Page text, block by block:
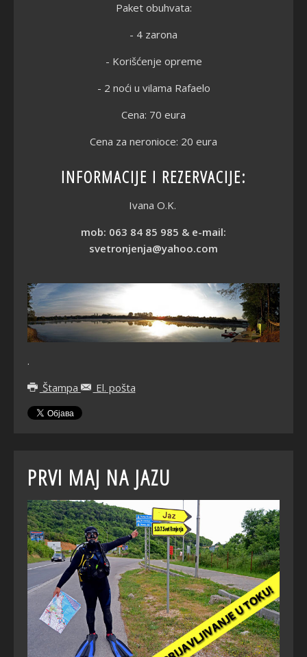
Paket obuhvata:
- 4 zarona
- Korišćenje opreme
- 2 noći u vilama Rafaelo
Cena: 70 eura
Cena za neronioce: 20 eura
INFORMACIJE I REZERVACIJE:
Ivana O.K.
mob: 063 84 85 985 & e-mail:
svetronjenja@yahoo.com
.
Štampa
El. pošta
PRVI MAJ NA JAZU